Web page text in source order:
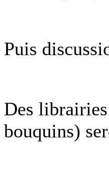
Puis
Des
bouquins)